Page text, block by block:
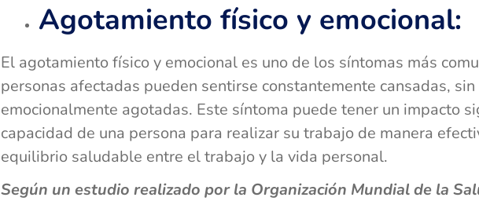
Agotamiento físico y emocional:
El agotamiento físico y emocional es uno de los síntomas más
personas afectadas pueden sentirse constantemente cansadas,
emocionalmente agotadas. Este síntoma puede tener un impacto
capacidad de una persona para realizar su trabajo de manera
equilibrio saludable entre el trabajo y la vida personal.
Según un estudio realizado por la Organización Mundial de la